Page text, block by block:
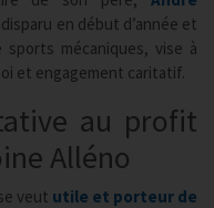
en début d’année et
sports mécaniques, vise à
et engagement caritatif.
au profit
Alléno
veut utile et porteur de